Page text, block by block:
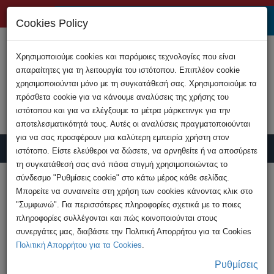
Υποβολή Καταγγελίας
HOME
Ανακοινώσεις
Προσοχή! Απόσπαση στοιχείων τραπεζικών
λογαριασμών μέσω ...
Cookies Policy
Χρησιμοποιούμε cookies και παρόμοιες τεχνολογίες που είναι
απαραίτητες για τη λειτουργία του ιστότοπου. Επιπλέον cookie
χρησιμοποιούνται μόνο με τη συγκατάθεσή σας. Χρησιμοποιούμε τα
πρόσθετα cookie για να κάνουμε αναλύσεις της χρήσης του
ιστότοπου και για να ελέγξουμε τα μέτρα μάρκετινγκ για την
αποτελεσματικότητά τους. Αυτές οι αναλύσεις πραγματοποιούνται
για να σας προσφέρουν μια καλύτερη εμπειρία χρήστη στον
ιστότοπο. Είστε ελεύθεροι να δώσετε, να αρνηθείτε ή να αποσύρετε
τη συγκατάθεσή σας ανά πάσα στιγμή χρησιμοποιώντας το
σύνδεσμο "Ρυθμίσεις cookie" στο κάτω μέρος κάθε σελίδας.
Μπορείτε να συναινείτε στη χρήση των cookies κάνοντας κλικ στο
"Συμφωνώ". Για περισσότερες πληροφορίες σχετικά με το ποιες
πληροφορίες συλλέγονται και πώς κοινοποιούνται στους
συνεργάτες μας, διαβάστε την Πολιτική Απορρήτου για τα Cookies
Πολιτική Απορρήτου για τα Cookies.
Ρυθμίσεις